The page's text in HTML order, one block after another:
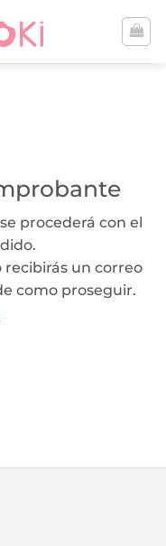
procederá con el
recibirás un correo
como proseguir.